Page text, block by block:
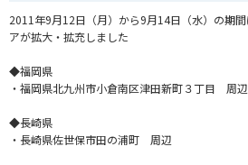
2011年9月12日（月）から9月14日（水）の期
アが拡大・拡充しました
◆福岡県
・福岡県北九州市小倉南区津田新町３丁目 周辺
◆長崎県
・長崎県佐世保市田の浦町 周辺